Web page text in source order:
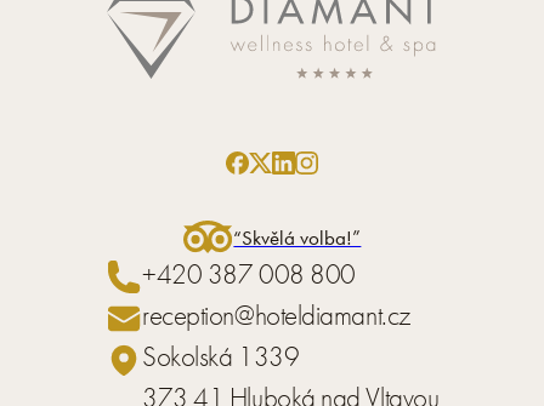
“Skvělá volba!”
+420 387 008 800
reception@hoteldiamant.cz
Sokolská 1339
373 41 Hluboká nad Vltavou